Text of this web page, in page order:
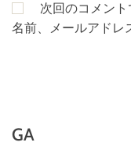
次回のコメン
名前、メールアドレ
GA